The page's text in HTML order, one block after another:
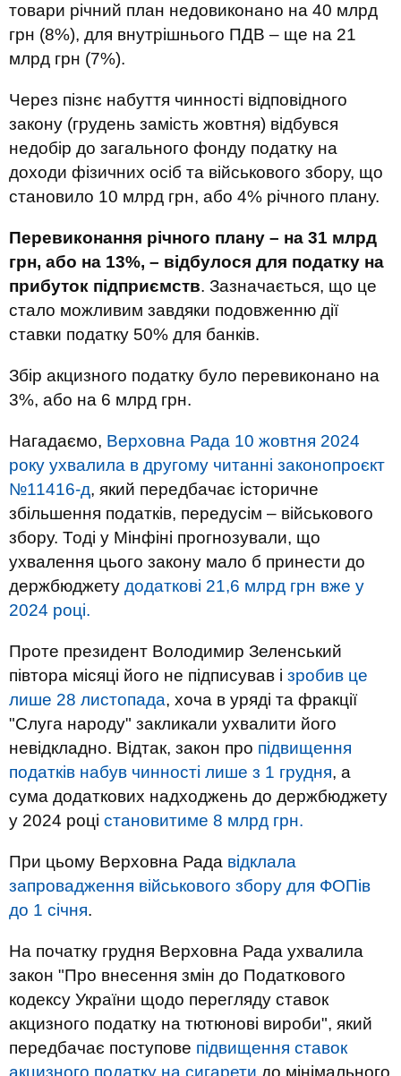
товари річний план недовиконано на 40 млрд
грн (8%), для внутрішнього ПДВ – ще на 21
млрд грн (7%).
Через пізнє набуття чинності відповідного
закону (грудень замість жовтня) відбувся
недобір до загального фонду податку на
доходи фізичних осіб та військового збору, що
становило 10 млрд грн, або 4% річного плану.
Перевиконання річного плану – на 31 млрд
грн, або на 13%, – відбулося для податку на
прибуток підприємств. Зазначається, що це
стало можливим завдяки подовженню дії
ставки податку 50% для банків.
Збір акцизного податку було перевиконано на
3%, або на 6 млрд грн.
Нагадаємо, Верховна Рада 10 жовтня 2024
року ухвалила в другому читанні законопроєкт
№11416-д, який передбачає історичне
збільшення податків, передусім – військового
збору. Тоді у Мінфіні прогнозували, що
ухвалення цього закону мало б принести до
держбюджету додаткові 21,6 млрд грн вже у
2024 році.
Проте президент Володимир Зеленський
півтора місяці його не підписував і зробив це
лише 28 листопада, хоча в уряді та фракції
"Слуга народу" закликали ухвалити його
невідкладно. Відтак, закон про підвищення
податків набув чинності лише з 1 грудня, а
сума додаткових надходжень до держбюджету
у 2024 році становитиме 8 млрд грн.
При цьому Верховна Рада відклала
запровадження військового збору для ФОПів
до 1 січня.
На початку грудня Верховна Рада ухвалила
закон "Про внесення змін до Податкового
кодексу України щодо перегляду ставок
акцизного податку на тютюнові вироби", який
передбачає поступове підвищення ставок
акцизного податку на сигарети до мінімального